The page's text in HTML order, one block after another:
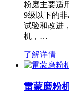
粉磨主要适
9级以下的
试验和改进
机，…
了解详情
雷蒙磨粉